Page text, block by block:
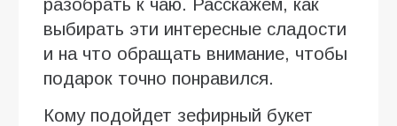
разобрать к чаю. Расскажем, как
выбирать эти интересные сладости
и на что обращать внимание, чтобы
подарок точно понравился.
Кому подойдет зефирный букет